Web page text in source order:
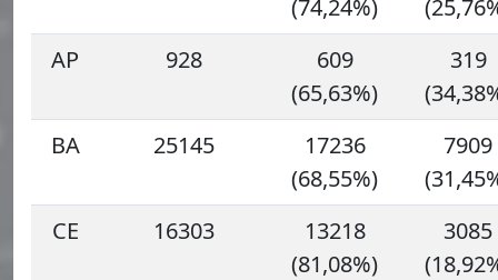
(74,24%)
AP
928
609
(65,63%)
319
BA
25145
17236
(68,55%)
7909
CE
16303
13218
(81,08%)
3085